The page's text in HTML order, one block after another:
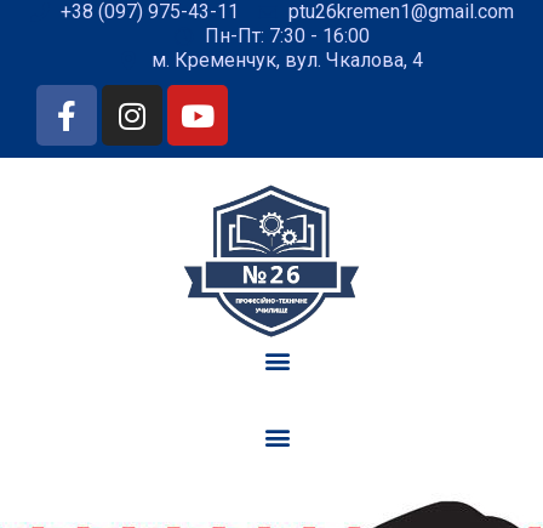
+38 (097) 975-43-11
ptu26kremen1@gmail.com
Пн-Пт: 7:30 - 16:00
м. Кременчук, вул. Чкалова, 4